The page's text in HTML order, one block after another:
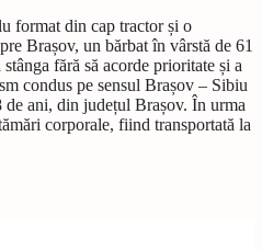
format din cap tractor și o
Brașov, un bărbat în vârstă de 61
fără să acorde prioritate și a
condus pe sensul Brașov – Sibiu
de ani, din județul Brașov. În urma
corporale, fiind transportată la